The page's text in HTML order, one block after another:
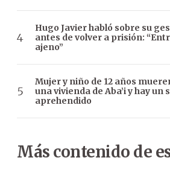
Hugo Javier habló sobre su
antes de volver a prisión:
ajeno”
Mujer y niño de 12 años
una vivienda de Aba’i y hay un
aprehendido
Más contenido de